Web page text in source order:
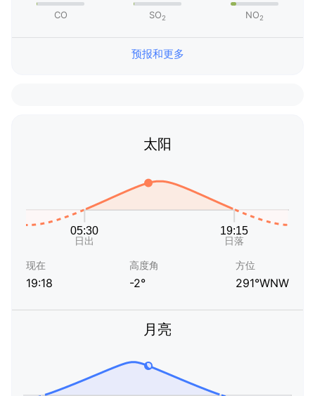
CO SO2 NO2
预报和更多
太阳
现在
19:18
高度角
-2°
方位
291°WNW
月亮